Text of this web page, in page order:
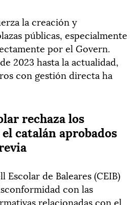
la creación y
públicas, especialmente
por el Govern.
2023 hasta la actualidad,
con gestión directa ha
rechaza los
catalán aprobados
Escolar de Baleares (CEIB)
con las
relacionadas con el